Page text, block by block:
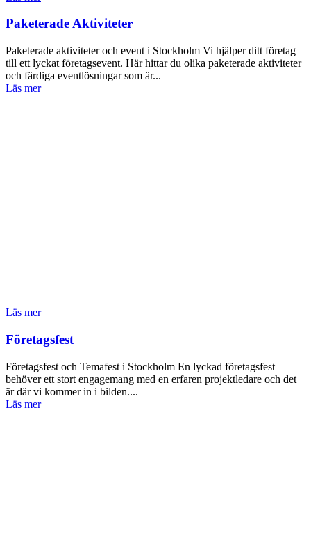
Paketerade Aktiviteter
Paketerade aktiviteter och event i Stockholm Vi hjälper ditt företag
till ett lyckat företagsevent. Här hittar du olika paketerade aktiviteter
och färdiga eventlösningar som är...
Läs mer
Läs mer
Företagsfest
Företagsfest och Temafest i Stockholm En lyckad företagsfest
behöver ett stort engagemang med en erfaren projektledare och det
är där vi kommer in i bilden....
Läs mer